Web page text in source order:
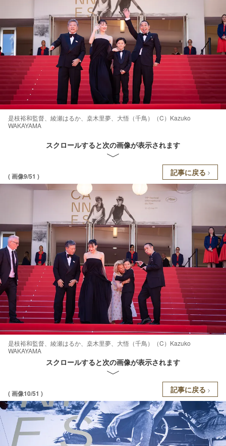
是枝裕和監督、綾瀬はるか、桒木里夢、大悟（千鳥）（C）Kazuko
WAKAYAMA
スクロールすると次の画像が表示されます
( 画像9/51 ) 記事に戻る
是枝裕和監督、綾瀬はるか、桒木里夢、大悟（千鳥）（C）Kazuko
WAKAYAMA
スクロールすると次の画像が表示されます
( 画像10/51 ) 記事に戻る